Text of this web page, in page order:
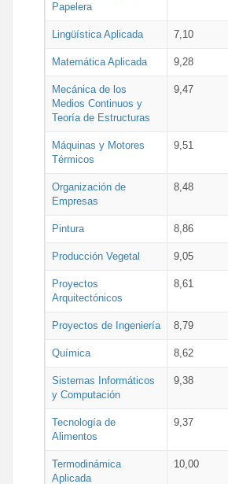
Papelera
Lingüística Aplicada 7,10
Matemática Aplicada 9,28
Mecánica de los
Medios Continuos y
Teoría de Estructuras
9,47
Máquinas y Motores
Térmicos
9,51
Organización de
Empresas
8,48
Pintura 8,86
Producción Vegetal 9,05
Proyectos
Arquitectónicos
8,61
Proyectos de Ingeniería 8,79
Química 8,62
Sistemas Informáticos
y Computación
9,38
Tecnología de
Alimentos
9,37
Termodinámica
Aplicada
10,00